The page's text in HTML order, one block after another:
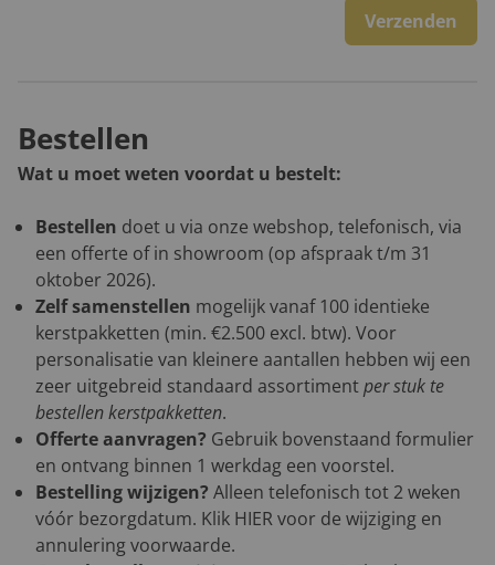
Verzenden
Bestellen
Wat u moet weten voordat u bestelt:
Bestellen doet u via onze webshop, telefonisch, via
een offerte of in showroom (op afspraak t/m 31
oktober 2026).
Zelf samenstellen mogelijk vanaf 100 identieke
kerstpakketten (min. €2.500 excl. btw). Voor
personalisatie van kleinere aantallen hebben wij een
zeer uitgebreid standaard assortimentper stuk te
bestellen kerstpakketten.
Offerte aanvragen? Gebruik bovenstaand formulier
en ontvang binnen 1 werkdag een voorstel.
Bestelling wijzigen? Alleen telefonisch tot 2 weken
vóór bezorgdatum. Klik HIERvoor de wijziging en
annulering voorwaarde.